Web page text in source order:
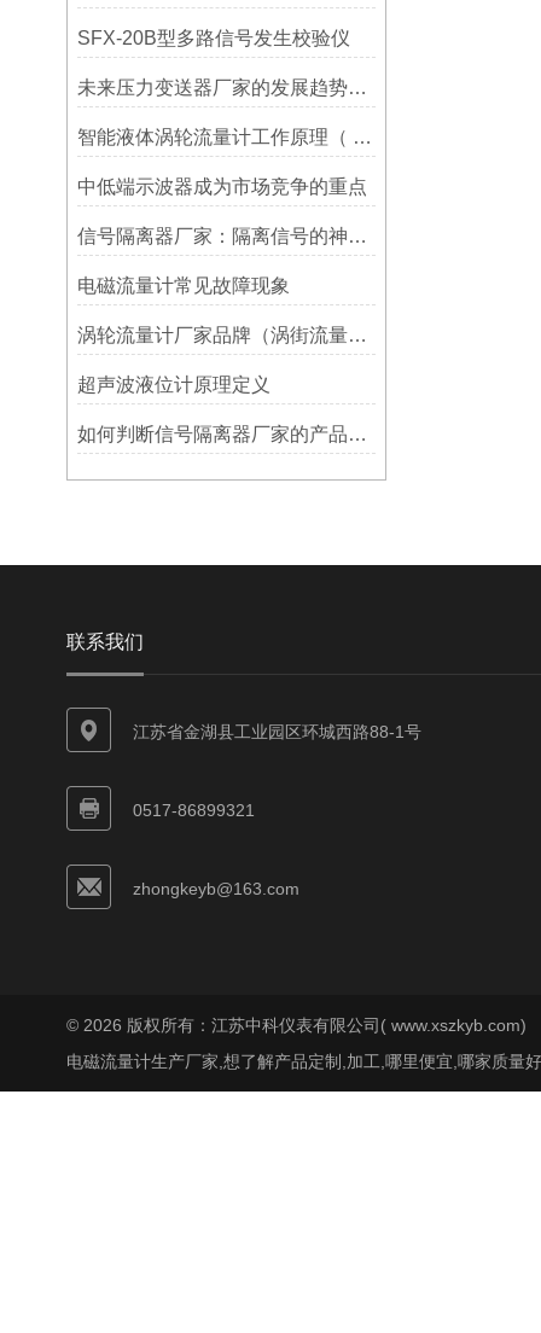
SFX-20B型多路信号发生校验仪
未来压力变送器厂家的发展趋势和挑战
智能液体涡轮流量计工作原理（ 智能液体涡轮流量计优点）
中低端示波器成为市场竞争的重点
信号隔离器厂家：隔离信号的神奇之选
电磁流量计常见故障现象
涡轮流量计厂家品牌（涡街流量计厂家哪个好）
超声波液位计原理定义
如何判断信号隔离器厂家的产品品质和服务质量？
联系我们
江苏省金湖县工业园区环城西路88-1号
0517-86899321
zhongkeyb@163.com
© 2026 版权所有：江苏中科仪表有限公司( www.xszkyb.com)
电磁流量计生产厂家,想了解产品定制,加工,哪里便宜,哪家质量